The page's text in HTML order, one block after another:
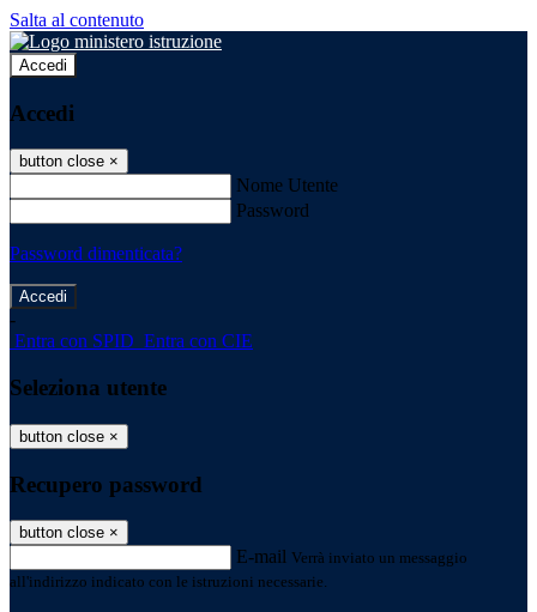
Salta al contenuto
Accedi
Accedi
button close ×
Nome Utente
Password
Password dimenticata?
-
Entra con SPID Entra con CIE
Seleziona utente
button close ×
Recupero password
button close ×
E-mail Verrà inviato un messaggio
all'indirizzo indicato con le istruzioni necessarie.